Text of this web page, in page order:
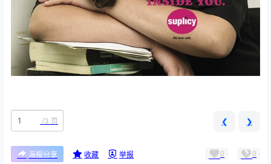
/3 页 ❮ ❯
海报分享 收藏 举报 0 0